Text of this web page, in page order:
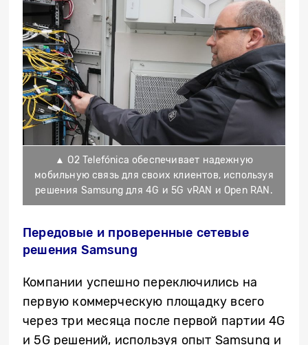
▲ O2 Telefónica обеспечивает надежную
мобильную связь для своих клиентов, используя
решения Samsung для 4G и 5G vRAN и Open RAN.
Передовые и проверенные сетевые
решения Samsung
Компании успешно переключились на
первую коммерческую площадку всего
через три месяца после первой партии 4G
и 5G решений, используя опыт Samsung и